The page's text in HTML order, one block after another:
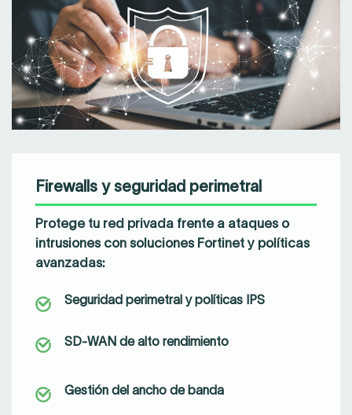
Firewalls y seguridad perimetral
Protege tu red privada frente a ataques o
intrusiones con soluciones Fortinety políticas
avanzadas:
Seguridad perimetral y políticas IPS
SD-WAN de alto rendimiento
Gestión del ancho de banda